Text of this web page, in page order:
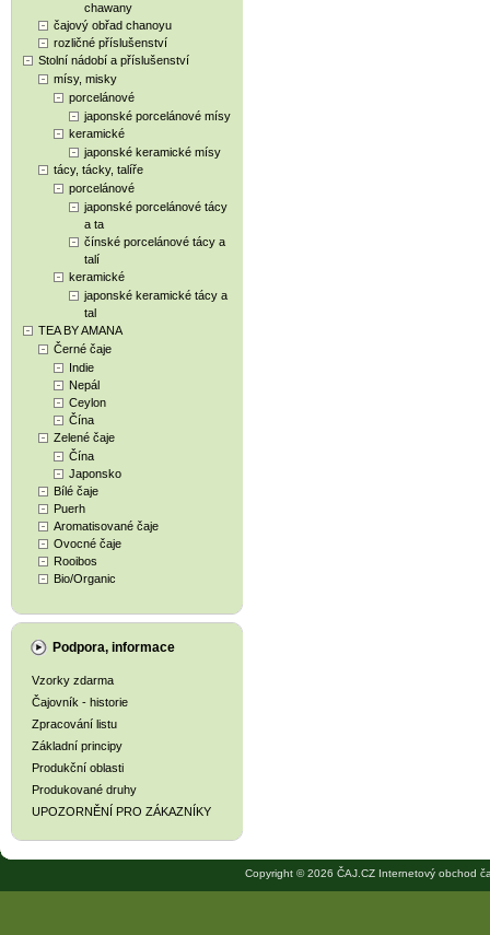
chawany
čajový obřad chanoyu
rozličné příslušenství
Stolní nádobí a příslušenství
mísy, misky
porcelánové
japonské porcelánové mísy
keramické
japonské keramické mísy
tácy, tácky, talíře
porcelánové
japonské porcelánové tácy
a ta
čínské porcelánové tácy a
talí
keramické
japonské keramické tácy a
tal
TEA BY AMANA
Černé čaje
Indie
Nepál
Ceylon
Čína
Zelené čaje
Čína
Japonsko
Bílé čaje
Puerh
Aromatisované čaje
Ovocné čaje
Rooibos
Bio/Organic
Podpora, informace
Vzorky zdarma
Čajovník - historie
Zpracování listu
Základní principy
Produkční oblasti
Produkované druhy
UPOZORNĚNÍ PRO ZÁKAZNÍKY
Copyright © 2026 ČAJ.CZ Internetový obchod